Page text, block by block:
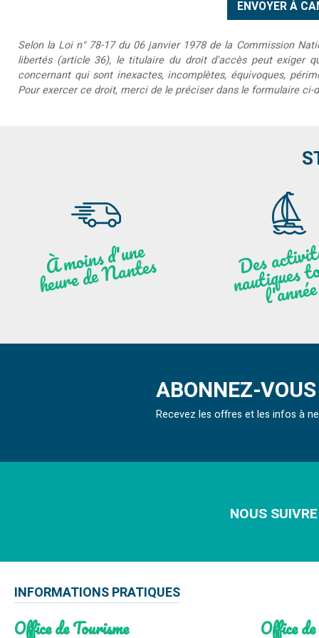
Selon la Loi n° 78-17 du 06 janvier 1978 de la Commission
libertés (article 36), le titulaire du droit d'accès peut exiger
concernant qui sont inexactes, incomplètes, équivoques,
Pour exercer ce droit, merci de le préciser dans le formulaire ci-
À
moi
ns
d'u
ne
heu
re
de
N
a
ntes quesnée
ABONNEZ-
Recevez les offres et les infos à
NOUS
INFORMATIONS PRATIQUES
Office de Tourisme Office